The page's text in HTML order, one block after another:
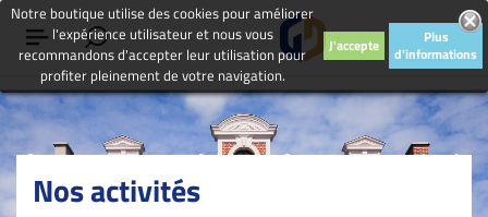
Nos activités
Notre boutique utilise des cookies pour améliorer
l'expérience utilisateur et nous vous
recommandons d'accepter leur utilisation pour
profiter pleinement de votre navigation.
J'accepte
Plus
d'informations